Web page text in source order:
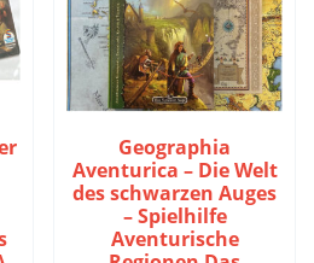
Geographia
Aventurica – Die Welt
des schwarzen Auges
– Spielhilfe
Aventurische